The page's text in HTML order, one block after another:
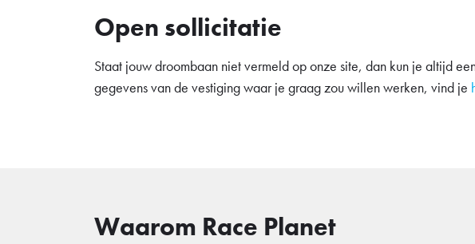
Open sollicitatie
Staat jouw droombaan niet vermeld op onze site, dan kun je altijd
gegevens van de vestiging waar je graag zou willen werken, vind je
Waarom Race Planet